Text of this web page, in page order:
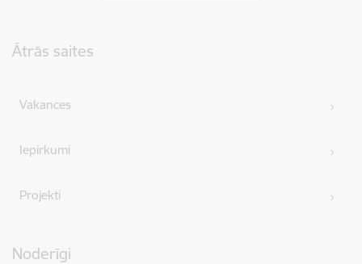
Ātrās saites
Vakances
Iepirkumi
Projekti
Noderīgi